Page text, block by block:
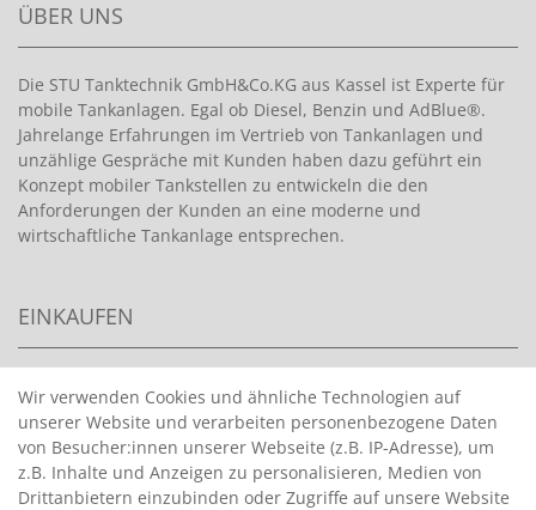
ÜBER UNS
Die STU Tanktechnik GmbH&Co.KG aus Kassel ist Experte für
mobile Tankanlagen. Egal ob Diesel, Benzin und AdBlue®.
Jahrelange Erfahrungen im Vertrieb von Tankanlagen und
unzählige Gespräche mit Kunden haben dazu geführt ein
Konzept mobiler Tankstellen zu entwickeln die den
Anforderungen der Kunden an eine moderne und
wirtschaftliche Tankanlage entsprechen.
EINKAUFEN
HANDPUMPEN FÜR BENZIN
>
HANDPUMPEN FÜR ÖLE
>
TANKANLAGEN
>
ADBLUE® BETANKUNG
Wir verwenden Cookies und ähnliche Technologien auf
unserer Website und verarbeiten personenbezogene Daten
von Besucher:innen unserer Webseite (z.B. IP-Adresse), um
z.B. Inhalte und Anzeigen zu personalisieren, Medien von
Drittanbietern einzubinden oder Zugriffe auf unsere Website